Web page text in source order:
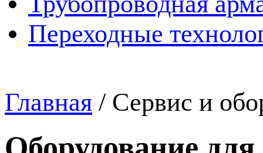
Переходные
Главная / Сервис и